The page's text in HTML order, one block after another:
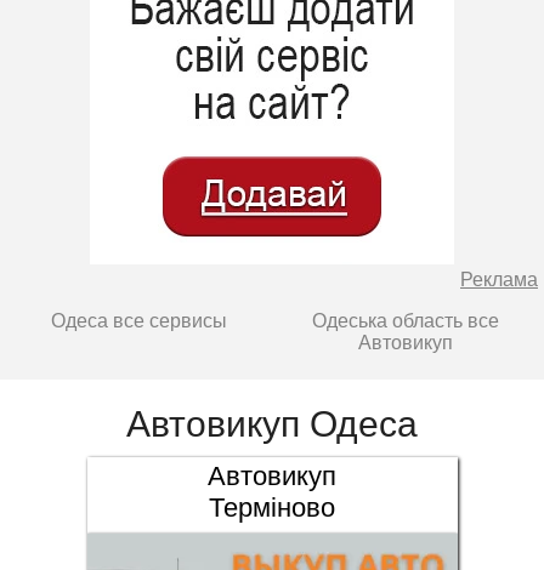
Реклама
Одеса все сервисы
Одеська область все
Автовикуп
Автовикуп Одеса
Автовикуп
Терміново